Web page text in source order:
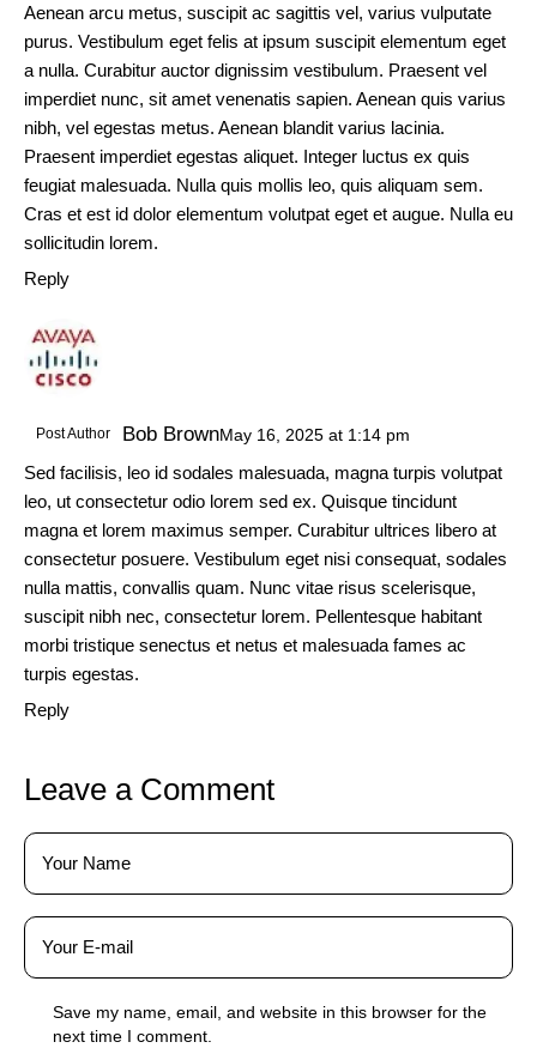
Aenean arcu metus, suscipit ac sagittis vel, varius vulputate
purus. Vestibulum eget felis at ipsum suscipit elementum eget
a nulla. Curabitur auctor dignissim vestibulum. Praesent vel
imperdiet nunc, sit amet venenatis sapien. Aenean quis varius
nibh, vel egestas metus. Aenean blandit varius lacinia.
Praesent imperdiet egestas aliquet. Integer luctus ex quis
feugiat malesuada. Nulla quis mollis leo, quis aliquam sem.
Cras et est id dolor elementum volutpat eget et augue. Nulla eu
sollicitudin lorem.
Reply
Post Author Bob BrownMay 16, 2025 at 1:14 pm
Sed facilisis, leo id sodales malesuada, magna turpis volutpat
leo, ut consectetur odio lorem sed ex. Quisque tincidunt
magna et lorem maximus semper. Curabitur ultrices libero at
consectetur posuere. Vestibulum eget nisi consequat, sodales
nulla mattis, convallis quam. Nunc vitae risus scelerisque,
suscipit nibh nec, consectetur lorem. Pellentesque habitant
morbi tristique senectus et netus et malesuada fames ac
turpis egestas.
Reply
Leave a Comment
Save my name, email, and website in this browser for the
next time I comment.